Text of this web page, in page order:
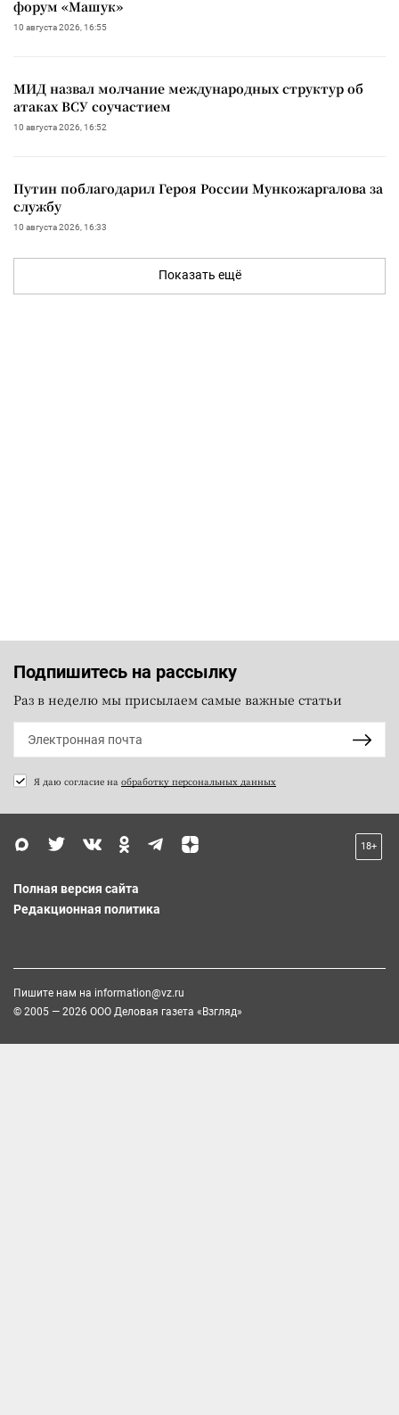
форум «Машук»
10 августа 2026, 16:55
МИД назвал молчание международных структур об
атаках ВСУ соучастием
10 августа 2026, 16:52
Путин поблагодарил Героя России Мункожаргалова за
службу
10 августа 2026, 16:33
Показать ещё
Подпишитесь на рассылку
Раз в неделю мы присылаем самые важные статьи
Я даю согласие на обработку персональных данных
18+
Полная версия сайта
Редакционная политика
Пишите нам на information@vz.ru
© 2005 — 2026 ООО Деловая газета «Взгляд»